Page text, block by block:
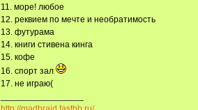
11. море! любое
12. реквием по мечте и необратимость
13. футурама
14. книги стивена кинга
15. кофе
16. спорт зал
17. не играю(